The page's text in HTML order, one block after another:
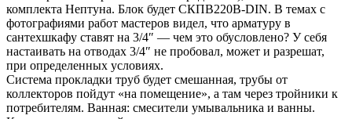
комплекта Нептуна. Блок будет СКПВ220В-DIN. В темах с
фотографиями работ мастеров видел, что арматуру в
сантехшкафу ставят на 3/4″ — чем это обусловлено? У себя
настаивать на отводах 3/4″ не пробовал, может и разрешат,
при определенных условиях.
Система прокладки труб будет смешанная, трубы от
коллекторов пойдут «на помещение», а там через тройники к
потребителям. Ванная: смесители умывальника и ванны.